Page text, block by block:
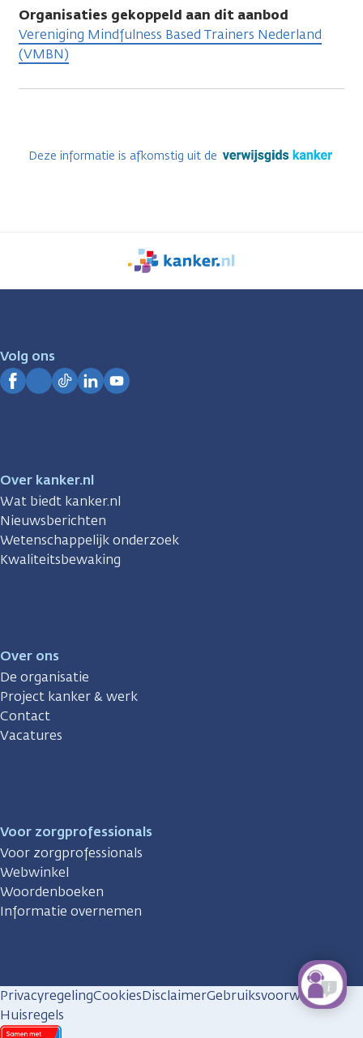
Organisaties gekoppeld aan dit aanbod
Vereniging Mindfulness Based Trainers Nederland
(VMBN)
Deze informatie is afkomstig uit de
We
zijn
Volg ons
Over kanker.nl
Wat biedt kanker.nl
Nieuwsberichten
Wetenschappelijk onderzoek
Kwaliteitsbewaking
Over ons
De organisatie
Project kanker & werk
Contact
Vacatures
Voor zorgprofessionals
Voor zorgprofessionals
Webwinkel
Woordenboeken
Informatie overnemen
PrivacyregelingCookiesDisclaimerGebruiksvoorwaarden
Huisregels